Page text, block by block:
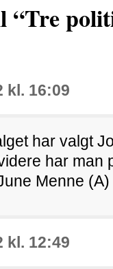
kl. 16:09
har valgt
har man
Menne
kl. 12:49